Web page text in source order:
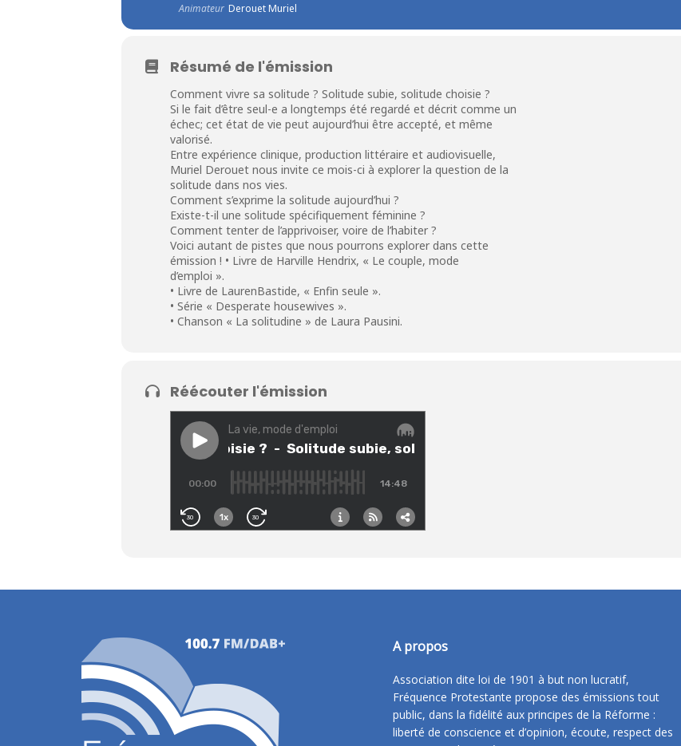
Animateur Derouet Muriel
Résumé de l'émission
Comment vivre sa solitude ? Solitude subie, solitude choisie ?
Si le fait d’être seul-e a longtemps été regardé et décrit comme un
échec; cet état de vie peut aujourd’hui être accepté, et même
valorisé.
Entre expérience clinique, production littéraire et audiovisuelle,
Muriel Derouet nous invite ce mois-ci à explorer la question de la
solitude dans nos vies.
Comment s’exprime la solitude aujourd’hui ?
Existe-t-il une solitude spécifiquement féminine ?
Comment tenter de l’apprivoiser, voire de l’habiter ?
Voici autant de pistes que nous pourrons explorer dans cette
émission ! • Livre de Harville Hendrix, « Le couple, mode
d’emploi ».
• Livre de LaurenBastide, « Enfin seule ».
• Série « Desperate housewives ».
• Chanson « La solitudine » de Laura Pausini.
Réécouter l'émission
A propos
Association dite loi de 1901 à but non lucratif,
Fréquence Protestante propose des émissions tout
public, dans la fidélité aux principes de la Réforme :
liberté de conscience et d’opinion, écoute, respect des